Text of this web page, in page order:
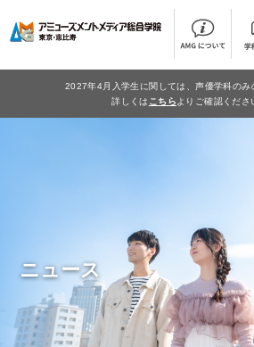
2027年4月入学生に関しては、声優学科のみ
詳しくは こちら よりご確認くださ
ニュース